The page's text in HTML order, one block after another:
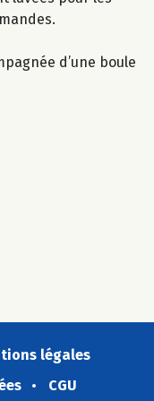
d’une boule
légales
CGU